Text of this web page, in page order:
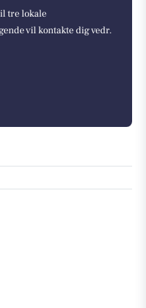
tre lokale
vil kontakte dig vedr.